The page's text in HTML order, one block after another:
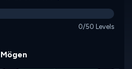
0/50 Levels